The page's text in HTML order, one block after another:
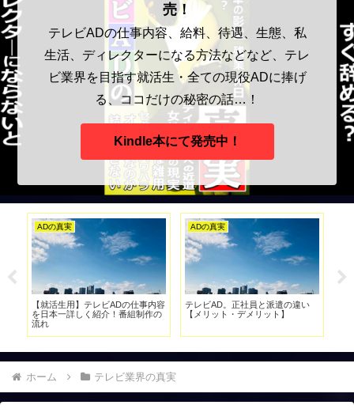
売！
テレビADの仕事内容、給料、待遇、生態、私
生活、ディレクターになる方法などなど、テレ
ビ業界を目指す就活生・全ての現役ADに捧げ
る、ココだけの秘密の話…！
Kindle本にて発売中！
テレビ業界の真実
TBS「消えた天才」野球少年の投
球スピード２割増し【やらせ】
ADの真実
新入社員AD。新型コロナ＆リモー
トワークで暇な時間の過ごし方。
ホーム テレビ業界の真実